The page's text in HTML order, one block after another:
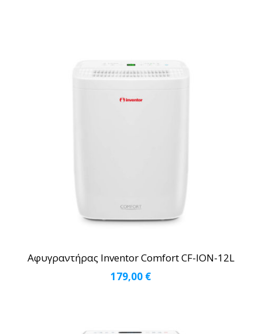
Αφυγραντήρας Inventor Comfort CF-ION-12L
179,00 €